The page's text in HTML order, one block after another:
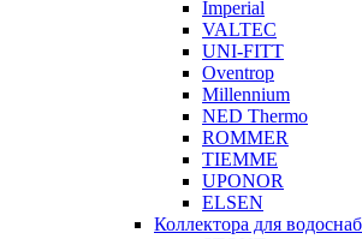
Imperial
VALTEC
UNI-FITT
Oventrop
Millennium
NED Thermo
ROMMER
TIEMME
UPONOR
ELSEN
Коллектора для